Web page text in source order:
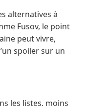
alternatives à
Fusov, le point
peut vivre,
spoiler sur un
les listes, moins